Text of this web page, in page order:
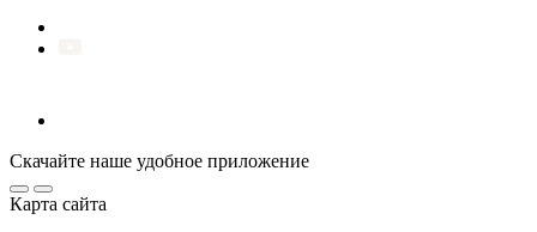
Скачайте наше удобное приложение
Карта сайта